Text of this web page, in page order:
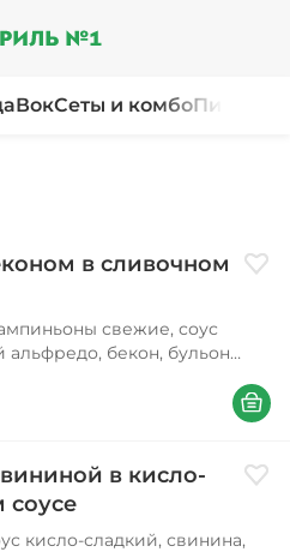
ВокСеты и комбоПироги
в сливочном
свежие, соус
альфредо, бекон, бульон
масло
В
в кисло-
соусе
кисло-сладкий, свинина,